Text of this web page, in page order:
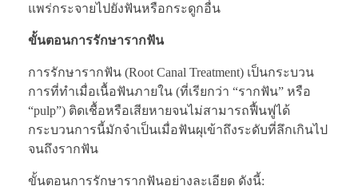
แพร่กระจายไปยังฟันหรือกระดูกอื่น
ขั้นตอนการรักษารากฟัน
การรักษารากฟัน (Root Canal Treatment) เป็นกระบวน
การที่ทำเมื่อเนื้อฟันภายใน (ที่เรียกว่า “รากฟัน” หรือ
“pulp”) ติดเชื้อหรือเสียหายจนไม่สามารถฟื้นฟูได้
กระบวนการนี้มักจำเป็นเมื่อฟันผุเข้าถึงระดับที่ลึกเกินไป
จนถึงรากฟัน
ขั้นตอนการรักษารากฟันอย่างละเอียด ดังนี้: